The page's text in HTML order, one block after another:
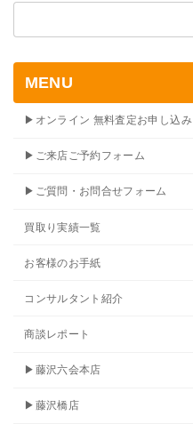
索:
MENU
▶オンライン 無料査定お申し込み
▶ご来店ご予約フォーム
▶ご質問・お問合せフォーム
買取り実績一覧
お客様のお手紙
コンサルタント紹介
商談レポート
▶藤沢六会本店
▶藤沢橋店